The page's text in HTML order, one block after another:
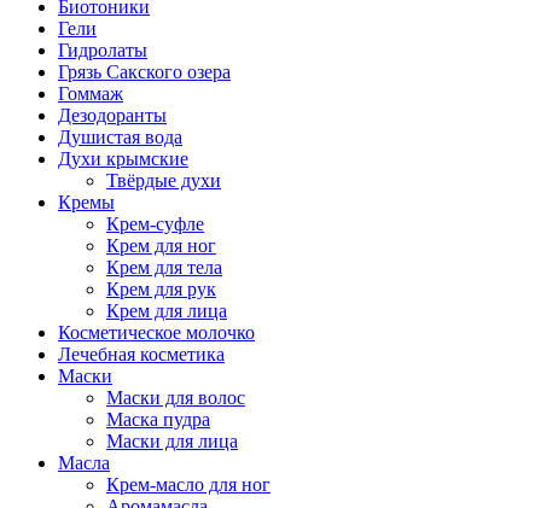
Биотоники
Гели
Гидролаты
Грязь Сакского озера
Гоммаж
Дезодоранты
Душистая вода
Духи крымские
Твёрдые духи
Кремы
Крем-суфле
Крем для ног
Крем для тела
Крем для рук
Крем для лица
Косметическое молочко
Лечебная косметика
Маски
Маски для волос
Маска пудра
Маски для лица
Масла
Крем-масло для ног